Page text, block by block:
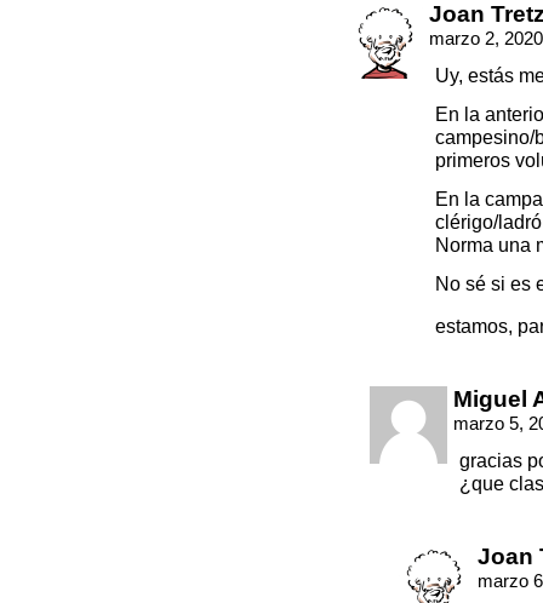
Joan
marzo 2,
Uy, estás
En la
campesino/
primeros
En la
clérigo/
Norma una
No sé si es
estamos,
Miguel
marzo 5,
gracias
¿que
Joan
marzo